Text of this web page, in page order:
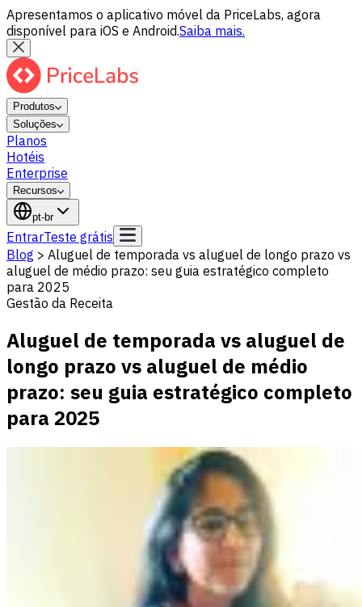
Apresentamos o aplicativo móvel da PriceLabs, agora
disponível para iOS e Android.Saiba mais.
Produtos
Soluções
Planos
Hotéis
Enterprise
Recursos
pt-br
EntrarTeste grátis
Blog > Aluguel de temporada vs aluguel de longo prazo vs
aluguel de médio prazo: seu guia estratégico completo
para 2025
Gestão da Receita
Aluguel de temporada vs aluguel de
longo prazo vs aluguel de médio
prazo: seu guia estratégico completo
para 2025